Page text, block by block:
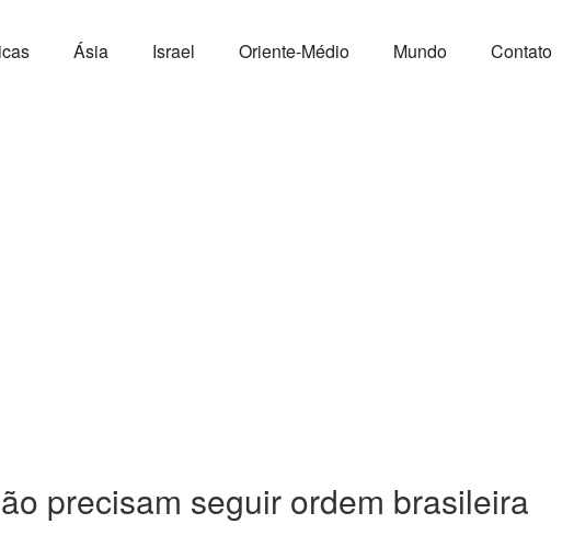
Ásia Israel Oriente-Médio Mundo Contato
precisam seguir ordem brasileira